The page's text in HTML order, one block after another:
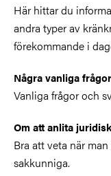
Här hittar du
andra typer av
förekommande i
Några vanliga frågor
Vanliga frågor och
Om att anlita
Bra att veta när
sakkunniga.